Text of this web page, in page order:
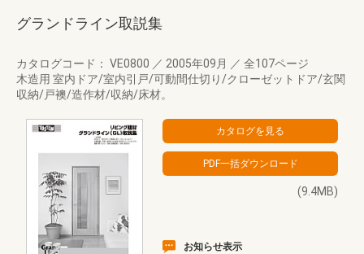
グランドライン取説集
カタログコード： VE0800 ／ 2005年09月 ／ 全107ページ
木造用 室内ドア/室内引戸/可動間仕切り/クローゼットドア/玄関
収納/戸襖/造作材/収納/床材。
(9.4MB)
お知らせ表示